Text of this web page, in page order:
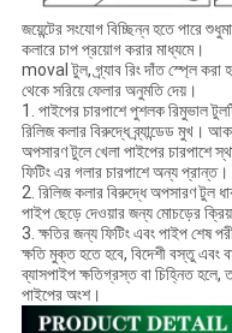
জয়েন্টের সংযোগ বিচ্ছিন্ন হতে পারে
কলারে চাপ প্রয়োগ করার মাধ্যমে।
moval টুল, গ্র্যাব রিং দাঁত স্প্লে করা
থেকে সরিয়ে ফেলার অনুমতি দেয়।
1. পাইপের চারপাশে পুশলক রিমুভাল
রিলিজ কলার বিরুদ্ধে ব্র্যান্ডেড মুখ।
অপসারণ টুলে খেলা পাইপের চারপাশে
ফিটিং এর গলার চারপাশে অন্য প্রান্ত।
2. রিলিজ কলার বিরুদ্ধে অপসারণ টুল
পাইপ ছেড়ে দেওয়ার জন্য মোচড়ের
3. ক্ষতির জন্য ফিটিং এবং পাইপ শেষ
ক্ষতি মুক্ত হতে হবে, বিদেশী বস্তু এবং
ব্যাসপাইপ ক্ষতিগ্রস্ত বা চিহ্নিত
পাইপের অংশ।